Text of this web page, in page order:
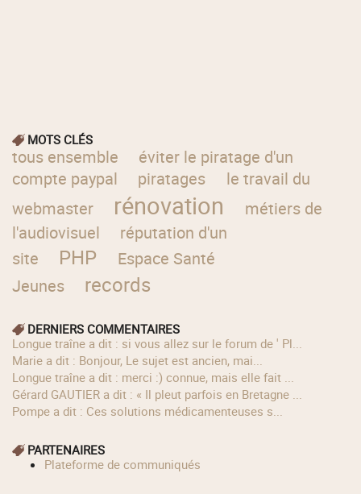
MOTS CLÉS
tous ensemble
éviter le piratage d'un
compte paypal
piratages
le travail du
webmaster
rénovation
métiers de
l'audiovisuel
réputation d'un
site
PHP
Espace Santé
Jeunes
records
DERNIERS COMMENTAIRES
longue traîne a dit : si vous allez sur le forum de ' Pl...
Marie a dit : Bonjour, Le sujet est ancien, mai...
longue traîne a dit : merci :) connue, mais elle fait ...
Gérard GAUTIER a dit : « Il pleut parfois en Bretagne ...
Pompe a dit : Ces solutions médicamenteuses s...
PARTENAIRES
Plateforme de communiqués